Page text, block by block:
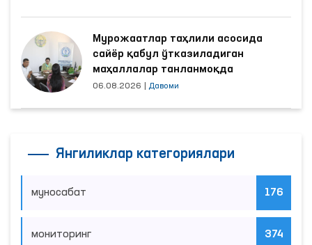
Мурожаатлар таҳлили асосида
сайёр қабул ўтказиладиган
маҳаллалар танланмоқда
06.08.2026 Давоми
Янгиликлар категориялари
муносабат 176
мониторинг 374